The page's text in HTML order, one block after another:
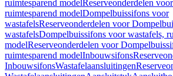
ruimtesparend modelReserveonderdelen
ruimtesparend modelDompelbuissifons voor
wastafelsReserveonderdelen voor
wastafelsDompelbuissifons voor wastafels,
modelReserveonderdelen voor
ruimtesparend modelInbouwsifons
InbouwsifonsWastafelaansluitingen